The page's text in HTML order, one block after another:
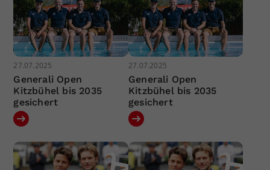
27.07.2025
Generali Open
Kitzbühel bis 2035
gesichert
27.07.2025
Generali Open
Kitzbühel bis 2035
gesichert